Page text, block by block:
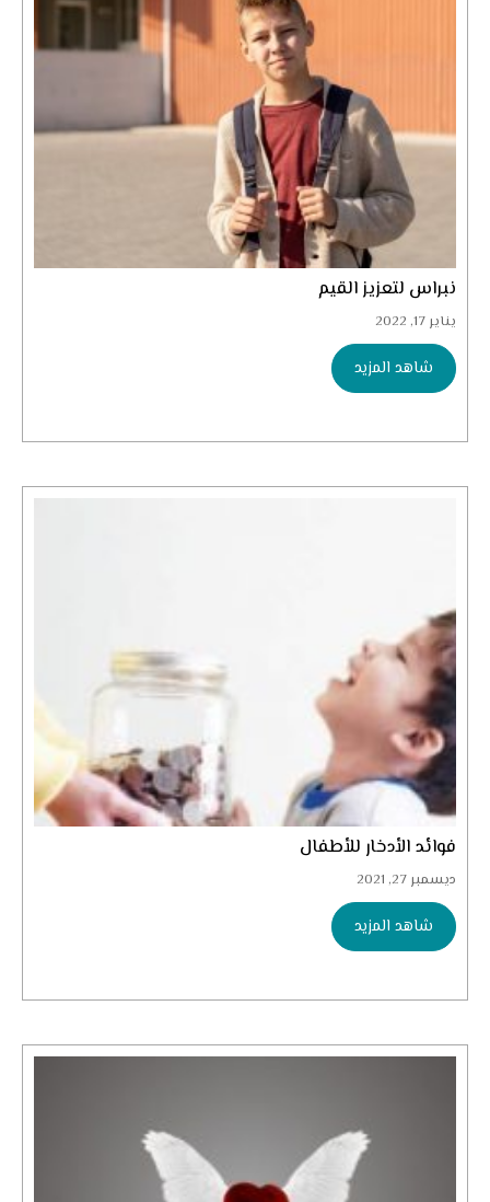
نبراس لتعزيز القيم
يناير 17, 2022
شاهد المزيد
فوائد الأدخار للأطفال
ديسمبر 27, 2021
شاهد المزيد